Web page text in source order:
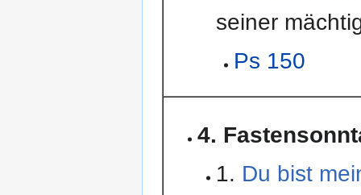
seiner
Ps 150
4.
1. Du bist